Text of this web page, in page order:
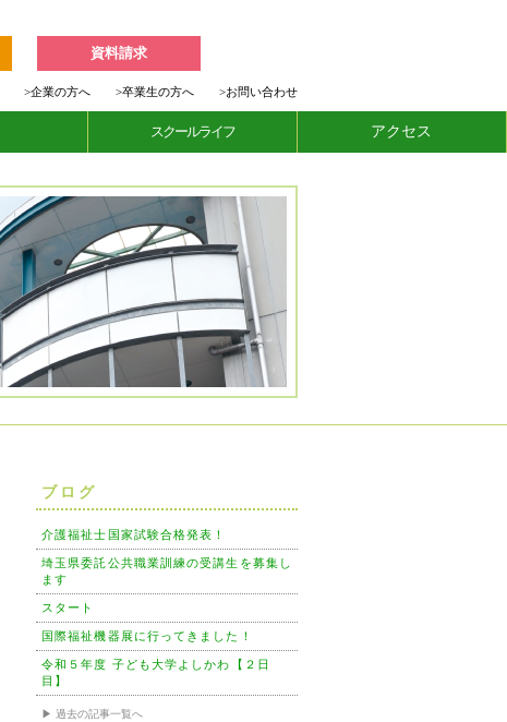
資料請求
>企業の方へ >卒業生の方へ >お問い合わせ
スクールライフ アクセス
ブログ
介護福祉士国家試験合格発表！
埼玉県委託公共職業訓練の受講生を募集し
ます
スタート
国際福祉機器展に行ってきました！
令和５年度 子ども大学よしかわ【２日
目】
▶ 過去の記事一覧へ